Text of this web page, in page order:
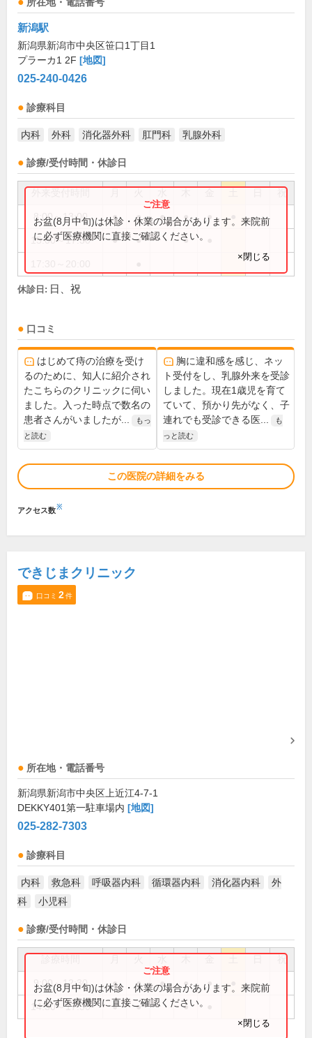
所在地・電話番号
新潟駅
新潟県新潟市中央区笹口1丁目1
プラーカ1 2F [地図]
025-240-0426
診療科目
内科 外科 消化器外科 肛門科 乳腺外科
診療/受付時間・休診日
祝
8:00～13:00 ● ● ● ● ●
15:00～17:30 ● ● ●
お盆(8月中旬)は休診・休業の場合があります。来院前
に必ず医療機関に直接ご確認ください。
×閉じる
休診日: 日、祝
口コミ
はじめて痔の治療を受け
るのために、知人に紹介され
たこちらのクリニックに伺い
ました。入った時点で数名の
患者さんがいましたが...
もっ
と読む
胸に違和感を感じ、ネッ
ト受付をし、乳腺外来を受診
しました。現在1歳児を育て
ていて、預かり先がなく、子
連れでも受診できる医...
も
っと読む
この医院の詳細をみる
アクセス数※
できじまクリニック
口コミ 2件
所在地・電話番号
新潟県新潟市中央区上近江4-7-1
DEKKY401第一駐車場内 [地図]
025-282-7303
診療科目
内科 救急科 呼吸器内科 循環器内科 消化器内科
外
科
小児科
診療/受付時間・休診日
祝
9:00～12:30 ● ● ● ● ●
14:30～17:30 ● ● ●
お盆(8月中旬)は休診・休業の場合があります。来院前
に必ず医療機関に直接ご確認ください。
×閉じる